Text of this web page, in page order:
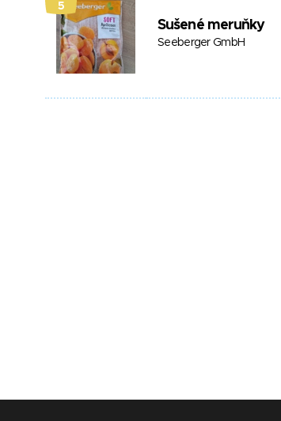
5
Sušené meruňky
Seeberger GmbH